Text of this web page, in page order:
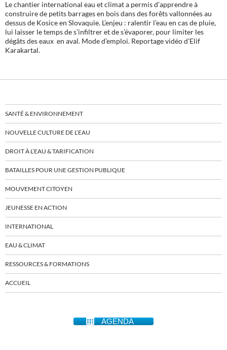
Le chantier international eau et climat a permis d’apprendre à
construire de petits barrages en bois dans des forêts vallonnées au
dessus de Kosice en Slovaquie. L’enjeu : ralentir l’eau en cas de pluie,
lui laisser le temps de s’infiltrer et de s’évaporer, pour limiter les
dégâts des eaux en aval. Mode d’emploi. Reportage vidéo d’Elif
Karakartal.
SANTÉ & ENVIRONNEMENT
NOUVELLE CULTURE DE L’EAU
DROIT À L’EAU & TARIFICATION
BATAILLES POUR UNE GESTION PUBLIQUE
MOUVEMENT CITOYEN
JEUNESSE EN ACTION
INTERNATIONAL
EAU & CLIMAT
RESSOURCES & FORMATIONS
ACCUEIL
AGENDA